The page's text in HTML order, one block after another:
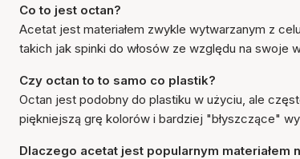
Co to jest octan?
Acetat jest materiałem zwykle wytwarzanym z
takich jak spinki do włosów ze względu na swoje
Czy octan to to samo co plastik?
Octan jest podobny do plastiku w użyciu, ale
piękniejszą grę kolorów i bardziej "błyszczące"
Dlaczego acetat jest popularnym materiałem